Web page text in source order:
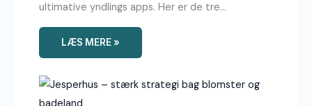
ultimative yndlings apps. Her er de tre…
LÆS MERE »